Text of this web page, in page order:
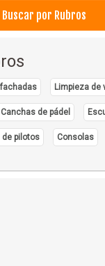
Buscar por Rubros
Limpieza de
Canchas de pádel
de pilotos Consolas